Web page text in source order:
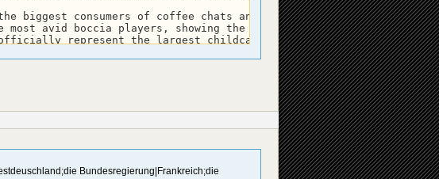
biggest consumers of coffee chats and knitwear|
most avid boccia players, showing the youth how it's done - boccia
represent the largest childcare industry|
biggest consumers of café croissants and pastis|
park keep seniors fit and save billions in healthcare costs|
midnight boost the events industry, grandchildren included|
are treated as national security training|
fishing licenses instead of government bonds|
healthy - health insurance saves billions|
small gifts, and cozy gatherings - "hygge" seniors drive the
traditional cafés with plenty of "Wiener Schmäh", and that not
invest in golf - local services, gastronomy, and tourism
Bundesregierung|Frankreich;die